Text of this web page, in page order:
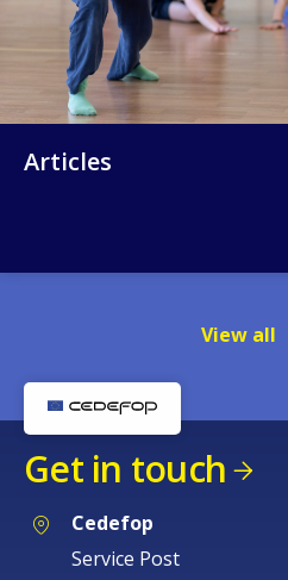
Articles
View all
Get in touch
Cedefop
Service Post